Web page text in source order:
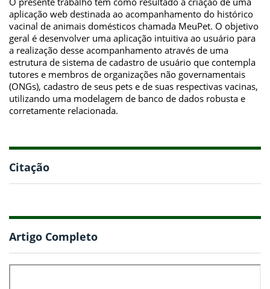
aplicação web destinada ao acompanhamento do histórico
vacinal de animais domésticos chamada MeuPet. O objetivo
geral é desenvolver uma aplicação intuitiva ao usuário para
a realização desse acompanhamento através de uma
estrutura de sistema de cadastro de usuário que contempla
tutores e membros de organizações não governamentais
(ONGs), cadastro de seus pets e de suas respectivas vacinas,
utilizando uma modelagem de banco de dados robusta e
corretamente relacionada.
Citação
Artigo Completo